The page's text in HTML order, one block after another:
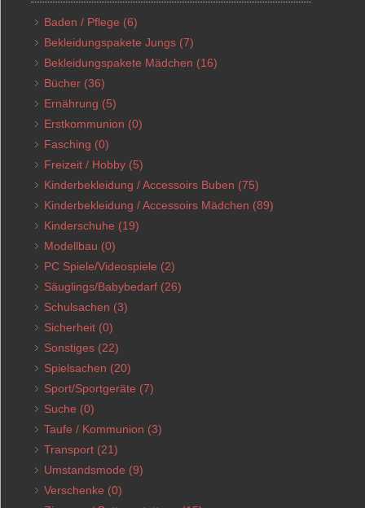
Baden / Pflege (6)
Bekleidungspakete Jungs (7)
Bekleidungspakete Mädchen (16)
Bücher (36)
Ernährung (5)
Erstkommunion (0)
Fasching (0)
Freizeit / Hobby (5)
Kinderbekleidung / Accessoirs Buben (75)
Kinderbekleidung / Accessoirs Mädchen (89)
Kinderschuhe (19)
Modellbau (0)
PC Spiele/Videospiele (2)
Säuglings/Babybedarf (26)
Schulsachen (3)
Sicherheit (0)
Sonstiges (22)
Spielsachen (20)
Sport/Sportgeräte (7)
Suche (0)
Taufe / Kommunion (3)
Transport (21)
Umstandsmode (9)
Verschenke (0)